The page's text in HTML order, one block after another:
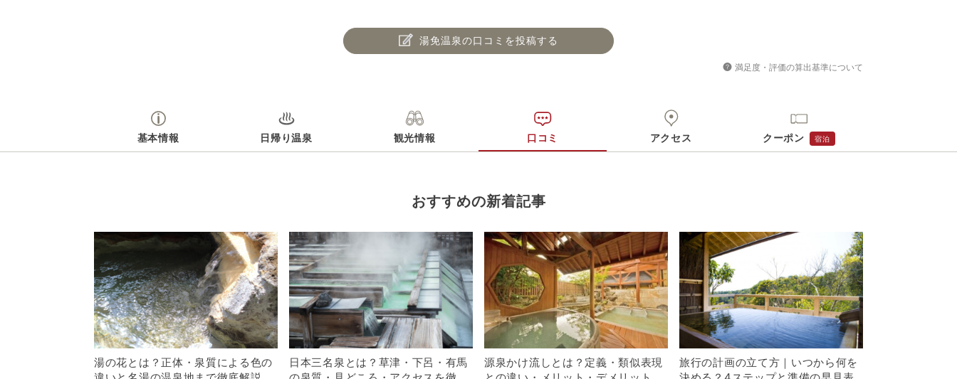
湯免温泉の口コミを投稿する
満足度・評価の算出基準について
基本情報 日帰り温泉 観光情報 口コミ アクセス クーポン 宿泊
おすすめの新着記事
湯の花とは？正体・泉質による色の
日本三名泉とは？草津・下呂・有馬
源泉かけ流しとは？定義・類似表現
旅行の計画の立て方｜いつから何を